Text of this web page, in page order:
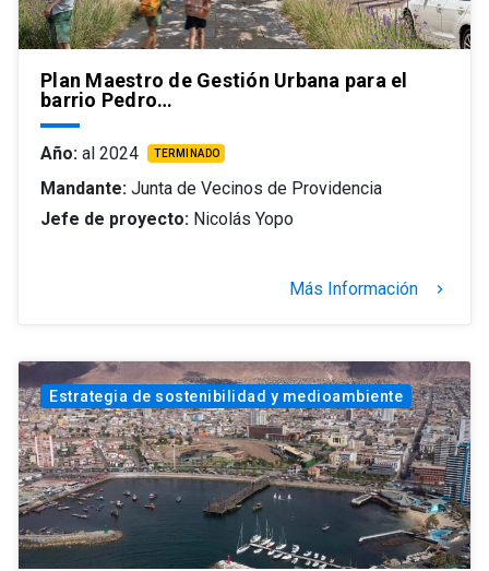
Plan Maestro de Gestión Urbana para el
barrio Pedro…
Año: al 2024 TERMINADO
Mandante: Junta de Vecinos de Providencia
Jefe de proyecto: Nicolás Yopo
Más Información keyboard_arrow_right
Estrategia de sostenibilidad y medioambiente